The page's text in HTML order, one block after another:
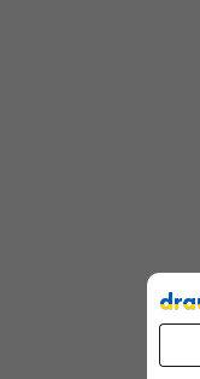
Pāriet
uz
saturu